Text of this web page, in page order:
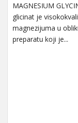
MAGNESIUM
glicinat je
magnezijuma u
preparatu koji je...